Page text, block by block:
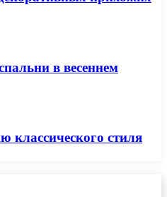
в весеннем
классического стиля